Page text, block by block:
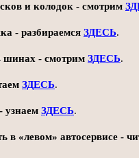
и колодок - смотрим
- разбираемся ЗДЕСЬ.
шинах - смотрим ЗДЕСЬ.
ЗДЕСЬ.
узнаем ЗДЕСЬ.
в «левом» автосервисе -